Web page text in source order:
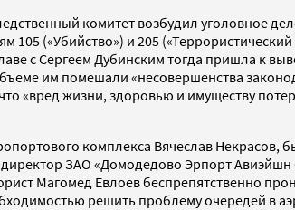
комитет возбудил уголовное
(«Убийство») и 205
с Сергеем Дубинским тогда пришла к
им помешали «несовершенства
«вред жизни, здоровью и имуществу
комплекса Вячеслав Некрасов,
ЗАО «Домодедово Эрпорт
Магомед Евлоев беспрепятственно
решить проблему очередей в